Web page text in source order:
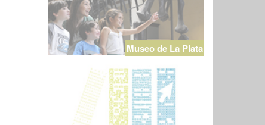
Museo de La Plata